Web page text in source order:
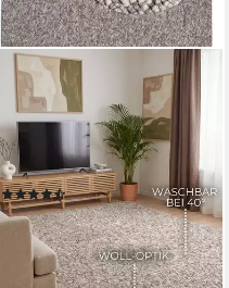
ELLE DECORATION
Teppich Rocco, rechteckig,
Höhe: 10 mm, Läufer,
waschbar, Wohnzimmer,
Esszimmer, Woll-Optik
(115)
ab 51,82 € UVP109,90 €
-53%
lieferbar - in 3-4 Werktagen bei dir